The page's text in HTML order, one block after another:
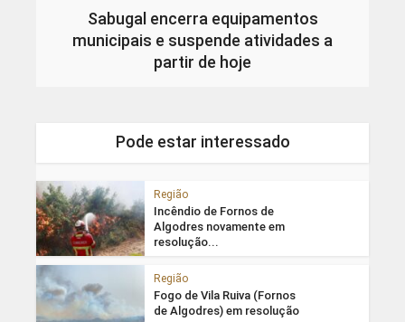
Sabugal encerra equipamentos
municipais e suspende atividades a
partir de hoje
Pode estar interessado
Região
Incêndio de Fornos de
Algodres novamente em
resolução...
Região
Fogo de Vila Ruiva (Fornos
de Algodres) em resolução